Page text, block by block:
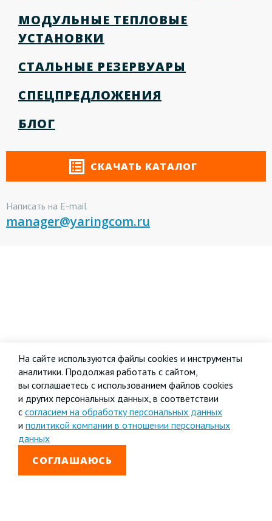
МОДУЛЬНЫЕ ТЕПЛОВЫЕ
УСТАНОВКИ
СТАЛЬНЫЕ РЕЗЕРВУАРЫ
СПЕЦПРЕДЛОЖЕНИЯ
БЛОГ
СКАЧАТЬ КАТАЛОГ
Написать на E-mail
manager@yaringcom.ru
На сайте используются файлы cookies и инструменты
аналитики. Продолжая работать с сайтом,
вы соглашаетесь с использованием файлов cookies
и других персональных данных, в соответствии
с согласием на обработку персональных данных
и политикой компании в отношении персональных
данных
СОГЛАШАЮСЬ